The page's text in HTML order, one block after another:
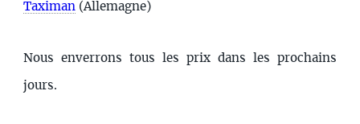
Taximan (Allemagne)
Nous enverrons tous les prix dans les prochains
jours.